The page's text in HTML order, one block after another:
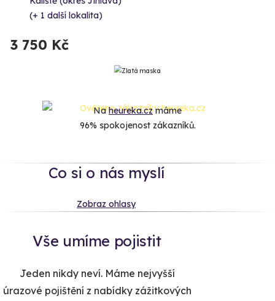
(+ 1 další lokalita)
3 750 Kč
Naheureka.czmáme
96% spokojenost zákazníků.
Co si o nás myslí
Zobraz ohlasy
Vše umíme pojistit
Jeden nikdy neví. Máme nejvyšší
úrazové pojištění z nabídky zážitkových